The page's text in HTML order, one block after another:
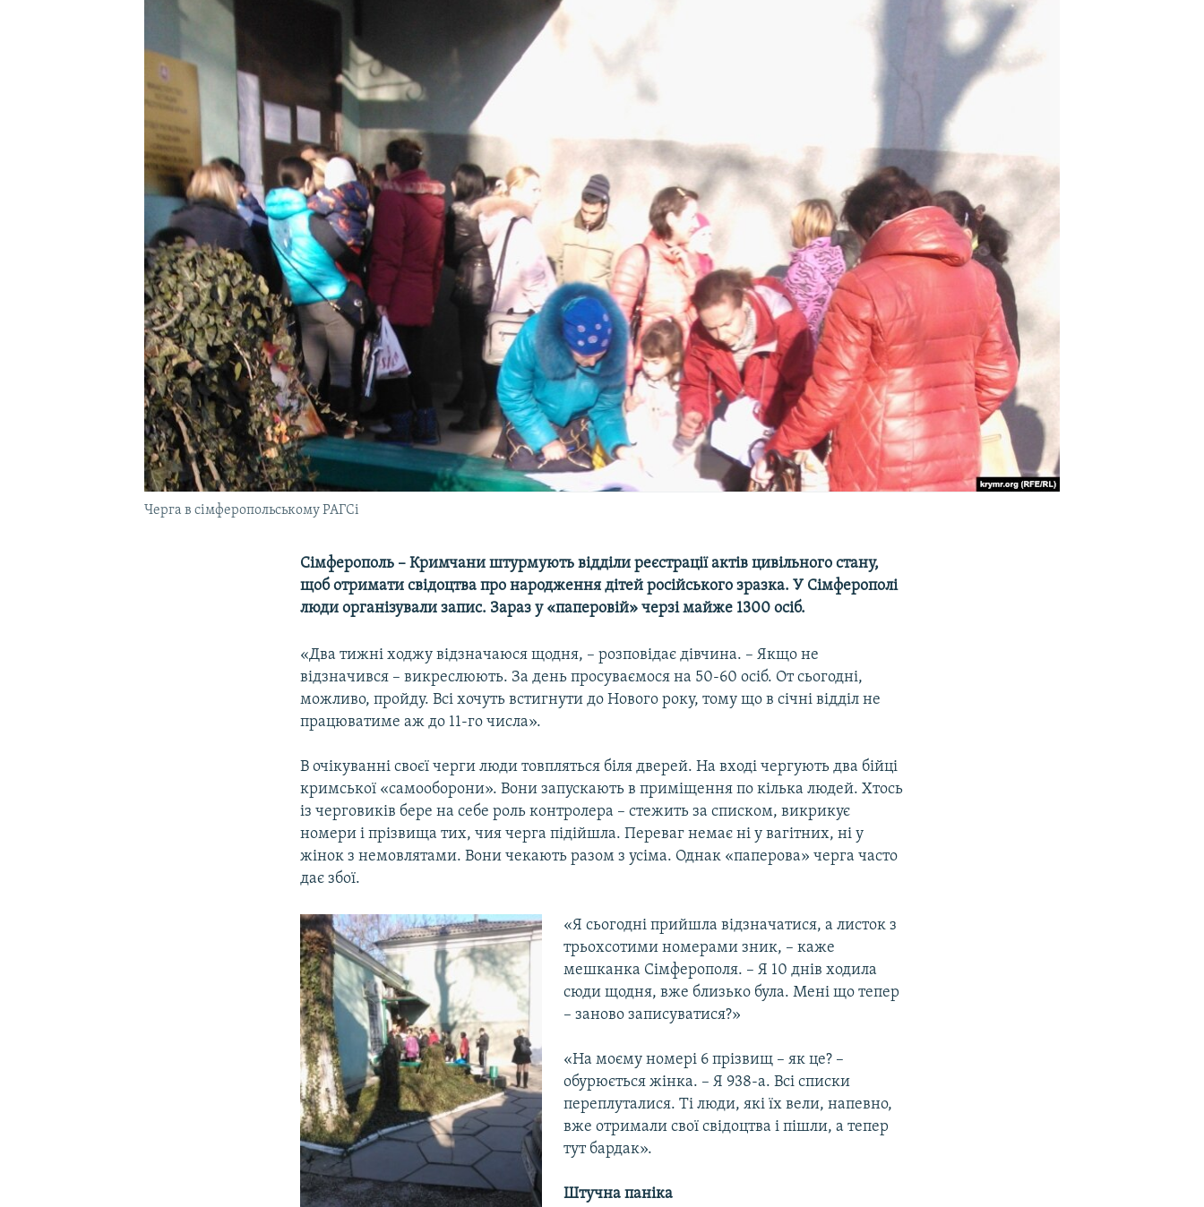
УКРАЇНСЬКА ПРОБЛЕМА КРИМУ
Черга в сімферопольському РАГСі
Сімферополь – Кримчани штурмують відділи реєстрації актів цивільного стану,
щоб отримати свідоцтва про народження дітей російського зразка. У Сімферополі
люди організували запис. Зараз у «паперовій» черзі майже 1300 осіб.
«Два тижні ходжу відзначаюся щодня, – розповідає дівчина. – Якщо не
відзначився – викреслюють. За день просуваємося на 50-60 осіб. От сьогодні,
можливо, пройду. Всі хочуть встигнути до Нового року, тому що в січні відділ не
працюватиме аж до 11-го числа».
В очікуванні своєї черги люди товпляться біля дверей. На вході чергують два бійці
кримської «самооборони». Вони запускають в приміщення по кілька людей. Хтось
із черговиків бере на себе роль контролера – стежить за списком, викрикує
номери і прізвища тих, чия черга підійшла. Переваг немає ні у вагітних, ні у
жінок з немовлятами. Вони чекають разом з усіма. Однак «паперова» черга часто
дає збої.
«Я сьогодні прийшла відзначатися, а листок з
трьохсотими номерами зник, – каже
мешканка Сімферополя. – Я 10 днів ходила
сюди щодня, вже близько була. Мені що тепер
– заново записуватися?»
«На моєму номері 6 прізвищ – як це? –
обурюється жінка. – Я 938-а. Всі списки
переплуталися. Ті люди, які їх вели, напевно,
вже отримали свої свідоцтва і пішли, а тепер
тут бардак».
Штучна паніка